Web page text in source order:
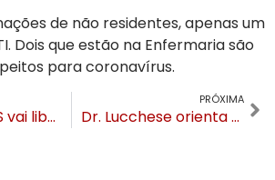
de não residentes, apenas um
Dois que estão na Enfermaria são
para coronavírus.
Governo do RS vai liberar realização de eventos corporativos a partir da semana que vem
PRÓXIMA
Dr. Lucchese orienta Fedoca a abrir mão da candidatura e é atendido